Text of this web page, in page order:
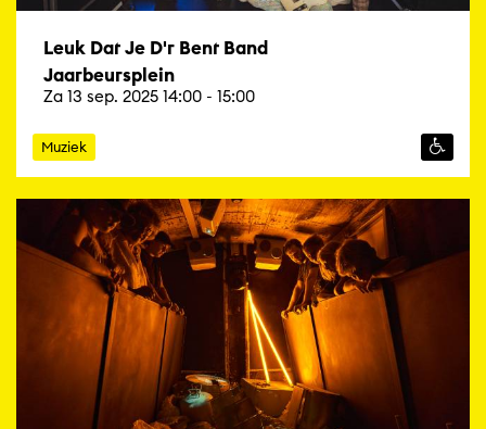
Leuk Dat Je D'r Bent Band
Jaarbeursplein
Za 13 sep. 2025 14:00 - 15:00
Muziek